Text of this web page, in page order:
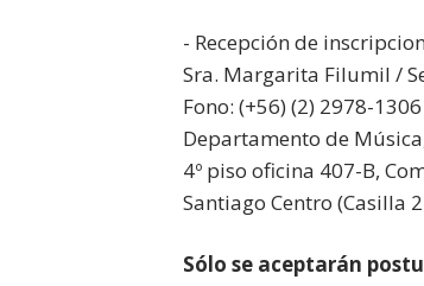
- Recepción de
Sra. Margarita Filumil /
Fono: (+56) (2) 2978-
Departamento de
4º piso oficina 407-B,
Santiago Centro (Casilla
Sólo se aceptarán